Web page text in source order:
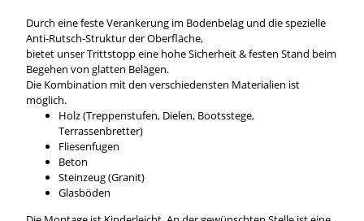
Durch eine feste Verankerung im Bodenbelag und die spezielle
Anti-Rutsch-Struktur der Oberfläche,
bietet unser Trittstopp eine hohe Sicherheit & festen Stand beim
Begehen von glatten Belägen.
Die Kombination mit den verschiedensten Materialien ist
möglich.
Holz (Treppenstufen, Dielen, Bootsstege,
Terrassenbretter)
Fliesenfugen
Beton
Steinzeug (Granit)
Glasböden